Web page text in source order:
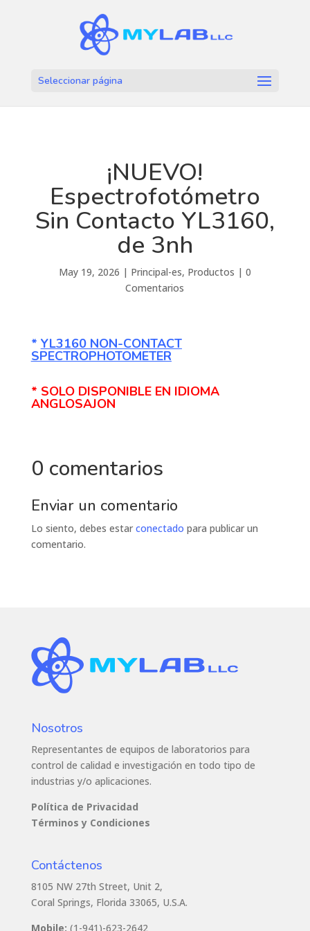
Seleccionar página
¡NUEVO!
Espectrofotómetro
Sin Contacto YL3160,
de 3nh
May 19, 2026 | Principal-es, Productos | 0
Comentarios
* YL3160 NON-CONTACT
SPECTROPHOTOMETER
* SOLO DISPONIBLE EN IDIOMA
ANGLOSAJON
0 comentarios
Enviar un comentario
Lo siento, debes estar conectado para publicar un
comentario.
Nosotros
Representantes de equipos de laboratorios para
control de calidad e investigación en todo tipo de
industrias y/o aplicaciones.
Política de Privacidad
Términos y Condiciones
Contáctenos
8105 NW 27th Street, Unit 2,
Coral Springs, Florida 33065, U.S.A.
Mobile: (1-941)-623-2642